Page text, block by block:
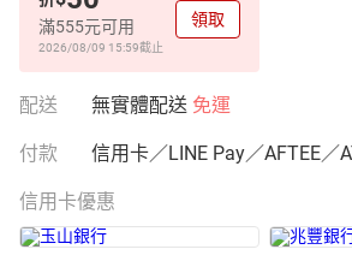
滿555元可用
2026/08/09 15:59截止
領取
配送 無實體配送 免運
付款 信用卡／LINE Pay／AFTEE／
信用卡優惠